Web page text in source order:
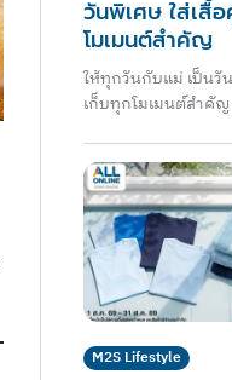
วันพิเศษ ใส่เสื้
โมเมนต์สำคัญ
ให้ทุกวันกับแม่ เป็นวั
M2S Lifestyle